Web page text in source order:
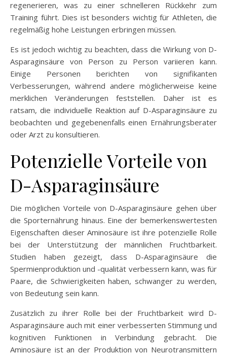
regenerieren, was zu einer schnelleren Rückkehr zum
Training führt. Dies ist besonders wichtig für Athleten, die
regelmäßig hohe Leistungen erbringen müssen.
Es ist jedoch wichtig zu beachten, dass die Wirkung von D-
Asparaginsäure von Person zu Person variieren kann.
Einige Personen berichten von signifikanten
Verbesserungen, während andere möglicherweise keine
merklichen Veränderungen feststellen. Daher ist es
ratsam, die individuelle Reaktion auf D-Asparaginsäure zu
beobachten und gegebenenfalls einen Ernährungsberater
oder Arzt zu konsultieren.
Potenzielle Vorteile von
D-Asparaginsäure
Die möglichen Vorteile von D-Asparaginsäure gehen über
die Sporternährung hinaus. Eine der bemerkenswertesten
Eigenschaften dieser Aminosäure ist ihre potenzielle Rolle
bei der Unterstützung der männlichen Fruchtbarkeit.
Studien haben gezeigt, dass D-Asparaginsäure die
Spermienproduktion und -qualität verbessern kann, was für
Paare, die Schwierigkeiten haben, schwanger zu werden,
von Bedeutung sein kann.
Zusätzlich zu ihrer Rolle bei der Fruchtbarkeit wird D-
Asparaginsäure auch mit einer verbesserten Stimmung und
kognitiven Funktionen in Verbindung gebracht. Die
Aminosäure ist an der Produktion von Neurotransmittern